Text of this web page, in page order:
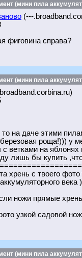
(мини пила
(---
фиговина справа?
(мини пила
на даче этими
роща!))) у
ветками на
лишь бы купить
хрень с твоего
века
ножи прямые
узкой садовой
(мини пила